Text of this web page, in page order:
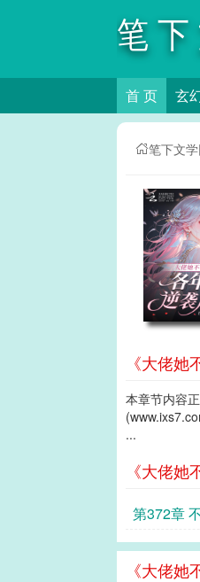
笔
首 页 玄
笔下文
《大佬
本章节内容
...
《大佬
第372章
《大佬